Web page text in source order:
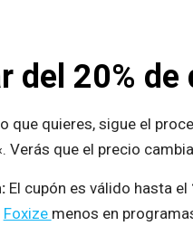
del 20% de
que quieres, sigue el
Verás que el precio
El cupón es válido hasta el
Foxize menos en